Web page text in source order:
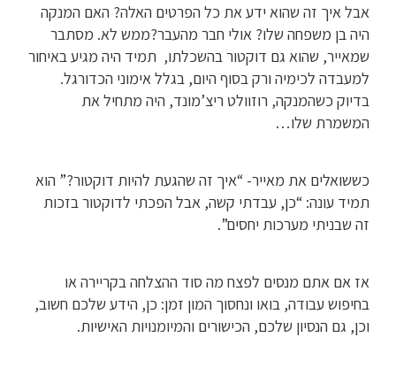
אבל איך זה שהוא ידע את כל הפרטים האלה? האם המנקה
היה בן משפחה שלו? אולי חבר מהעבר?ממש לא. מסתבר
שמאייר, שהוא גם דוקטור בהשכלתו, תמיד היה מגיע באיחור
למעבדה לכימיה ורק בסוף היום, בגלל אימוני הכדורגל.
בדיוק כשהמנקה, רוזוולט ריצ’מונד, היה מתחיל את
המשמרת שלו…
כששואלים את מאייר- “איך זה שהגעת להיות דוקטור?” הוא
תמיד עונה: “כן, עבדתי קשה, אבל הפכתי לדוקטור בזכות
זה שבניתי מערכות יחסים”.
אז אם אתם מנסים לפצח מה סוד ההצלחה בקריירה או
בחיפוש עבודה, בואו ונחסוך המון זמן: כן, הידע שלכם חשוב,
וכן, גם הנסיון שלכם, הכישורים והמיומנויות האישיות.